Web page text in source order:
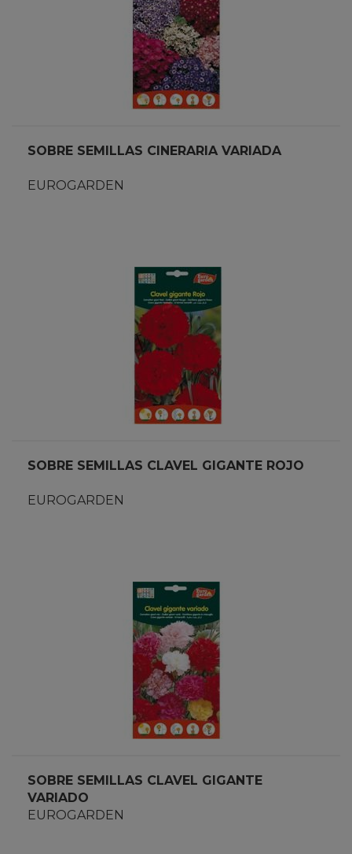
SOBRE SEMILLAS CINERARIA VARIADA
EUROGARDEN
SOBRE SEMILLAS CLAVEL GIGANTE ROJO
EUROGARDEN
SOBRE SEMILLAS CLAVEL GIGANTE
VARIADO
EUROGARDEN